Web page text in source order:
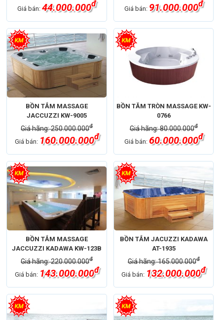
Giá bán:44.000.000đ Giá bán: 91.000.000đ
BỒN TẮM MASSAGE
JACCUZZI KW-9005
Giá hãng: 250.000.000đ
Giá bán: 160.000.000đ
BỒN TĂM TRÒN MASSAGE KW-
0766
Giá hãng: 80.000.000đ
Giá bán: 60.000.000đ
BỒN TẮM MASSAGE
JACCUZZI KADAWA KW-123B
Giá hãng: 220.000.000đ
Giá bán: 143.000.000đ
BỒN TẮM JACUZZI KADAWA
AT-1935
Giá hãng: 165.000.000đ
Giá bán: 132.000.000đ